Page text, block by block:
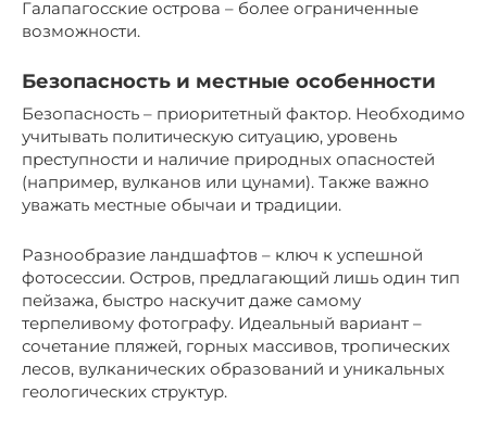
Галапагосские острова – более ограниченные
возможности.
Безопасность и местные особенности
Безопасность – приоритетный фактор. Необходимо
учитывать политическую ситуацию, уровень
преступности и наличие природных опасностей
(например, вулканов или цунами). Также важно
уважать местные обычаи и традиции.
Разнообразие ландшафтов – ключ к успешной
фотосессии. Остров, предлагающий лишь один тип
пейзажа, быстро наскучит даже самому
терпеливому фотографу. Идеальный вариант –
сочетание пляжей, горных массивов, тропических
лесов, вулканических образований и уникальных
геологических структур.